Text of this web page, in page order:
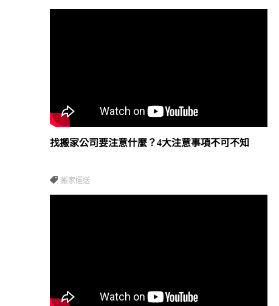
找搬家公司要注意什麼？4大注意事項不可不知
搬家運送